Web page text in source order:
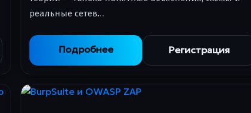
реальные сетев…
Подробнее Регистрация